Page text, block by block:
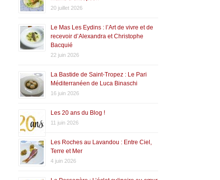
20 juillet 2026
Le Mas Les Eydins : l’Art de vivre et de
recevoir d’Alexandra et Christophe
Bacquié
22 juin 2026
La Bastide de Saint-Tropez : Le Pari
Méditerranéen de Luca Binaschi
16 juin 2026
Les 20 ans du Blog !
11 juin 2026
Les Roches au Lavandou : Entre Ciel,
Terre et Mer
4 juin 2026